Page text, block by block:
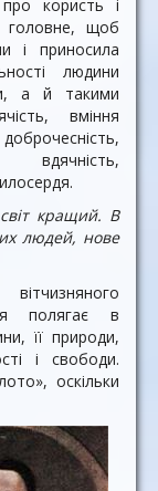
користь і
головне, щоб
і приносила
людини
а й такими
вміння
вдячність,
кращий. В
людей, нове
полягає в
її природи,
і свободи.
оскільки